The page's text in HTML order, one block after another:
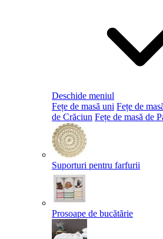
Deschide meniul
Fețe de masă uni Fețe de
de Crăciun Fețe de masă de
Suporturi pentru farfurii
Prosoape de bucătărie